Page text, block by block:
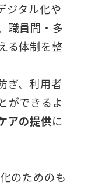
ジタル化や
職員間・多
る体制を整
ぎ、利用者
ができるよ
アの提供に
のためのも